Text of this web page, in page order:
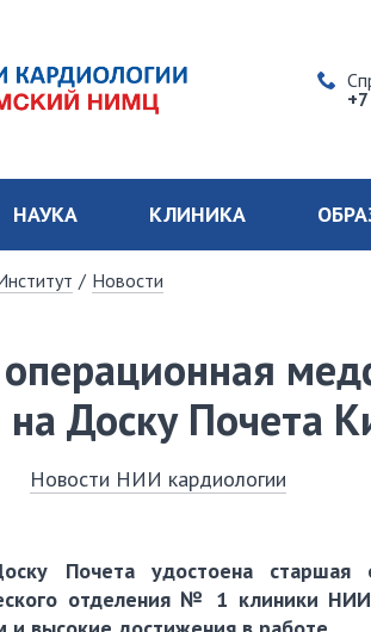
НАУКА КЛИНИКА
/ Новости
на Доску Почета
Новости НИИ кардиологии
Почета удостоена старшая
отделения № 1 клиники